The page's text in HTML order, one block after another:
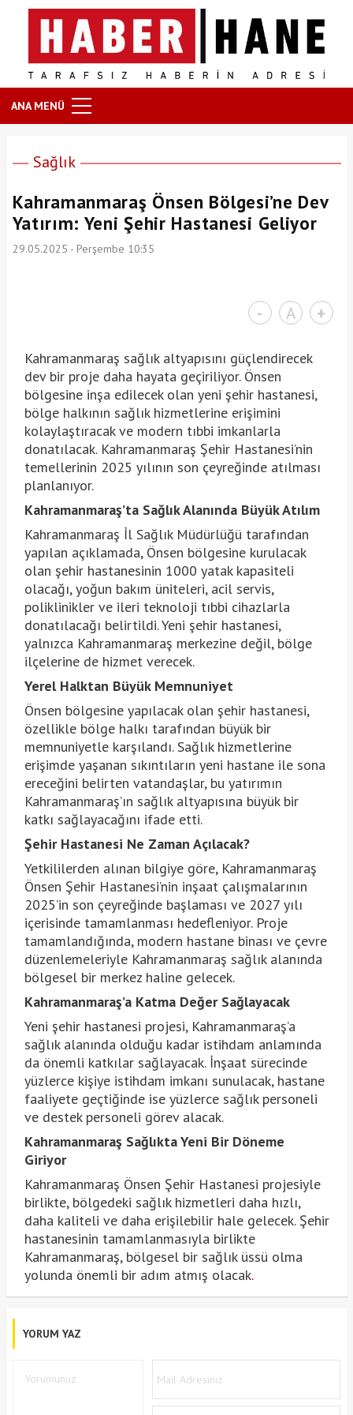
ANA MENÜ
Sağlık
Kahramanmaraş Önsen Bölgesi’ne Dev
Yatırım: Yeni Şehir Hastanesi Geliyor
29.05.2025 - Perşembe 10:35
- A +
Kahramanmaraş sağlık altyapısını güçlendirecek
dev bir proje daha hayata geçiriliyor. Önsen
bölgesine inşa edilecek olan yeni şehir hastanesi,
bölge halkının sağlık hizmetlerine erişimini
kolaylaştıracak ve modern tıbbi imkanlarla
donatılacak. Kahramanmaraş Şehir Hastanesi’nin
temellerinin 2025 yılının son çeyreğinde atılması
planlanıyor.
Kahramanmaraş’ta Sağlık Alanında Büyük Atılım
Kahramanmaraş İl Sağlık Müdürlüğü tarafından
yapılan açıklamada, Önsen bölgesine kurulacak
olan şehir hastanesinin 1000 yatak kapasiteli
olacağı, yoğun bakım üniteleri, acil servis,
poliklinikler ve ileri teknoloji tıbbi cihazlarla
donatılacağı belirtildi. Yeni şehir hastanesi,
yalnızca Kahramanmaraş merkezine değil, bölge
ilçelerine de hizmet verecek.
Yerel Halktan Büyük Memnuniyet
Önsen bölgesine yapılacak olan şehir hastanesi,
özellikle bölge halkı tarafından büyük bir
memnuniyetle karşılandı. Sağlık hizmetlerine
erişimde yaşanan sıkıntıların yeni hastane ile sona
ereceğini belirten vatandaşlar, bu yatırımın
Kahramanmaraş’ın sağlık altyapısına büyük bir
katkı sağlayacağını ifade etti.
Şehir Hastanesi Ne Zaman Açılacak?
Yetkililerden alınan bilgiye göre, Kahramanmaraş
Önsen Şehir Hastanesi’nin inşaat çalışmalarının
2025’in son çeyreğinde başlaması ve 2027 yılı
içerisinde tamamlanması hedefleniyor. Proje
tamamlandığında, modern hastane binası ve çevre
düzenlemeleriyle Kahramanmaraş sağlık alanında
bölgesel bir merkez haline gelecek.
Kahramanmaraş’a Katma Değer Sağlayacak
Yeni şehir hastanesi projesi, Kahramanmaraş’a
sağlık alanında olduğu kadar istihdam anlamında
da önemli katkılar sağlayacak. İnşaat sürecinde
yüzlerce kişiye istihdam imkanı sunulacak, hastane
faaliyete geçtiğinde ise yüzlerce sağlık personeli
ve destek personeli görev alacak.
Kahramanmaraş Sağlıkta Yeni Bir Döneme
Giriyor
Kahramanmaraş Önsen Şehir Hastanesi projesiyle
birlikte, bölgedeki sağlık hizmetleri daha hızlı,
daha kaliteli ve daha erişilebilir hale gelecek. Şehir
hastanesinin tamamlanmasıyla birlikte
Kahramanmaraş, bölgesel bir sağlık üssü olma
yolunda önemli bir adım atmış olacak.
YORUM YAZ